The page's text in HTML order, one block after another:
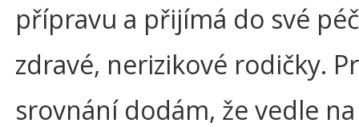
přípravu a přijímá do své
zdravé, nerizikové rodičky.
srovnání dodám, že vedle